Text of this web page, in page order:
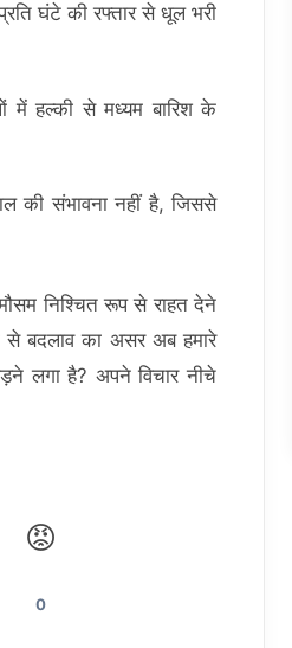
घंटे की रफ्तार से धूल भरी
में हल्की से मध्यम बारिश के
की संभावना नहीं है, जिससे
निश्चित रूप से राहत देने
से बदलाव का असर अब हमारे
लगा है? अपने विचार नीचे
😡
0